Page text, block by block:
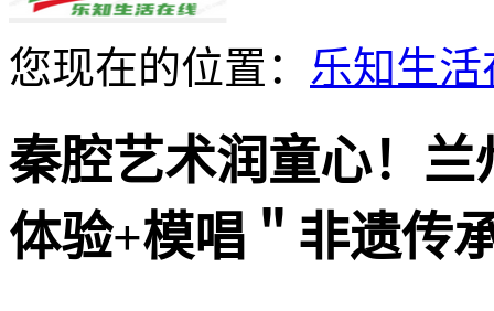
您现在的位置： 乐知生活
秦腔艺术润童心！
体验+模唱＂非遗传